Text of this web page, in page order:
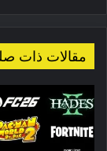
مقالات ذات